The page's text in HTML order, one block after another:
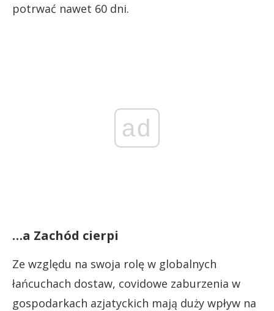
potrwać nawet 60 dni.
ad
…a Zachód cierpi
Ze względu na swoja rolę w globalnych
łańcuchach dostaw, covidowe zaburzenia w
gospodarkach azjatyckich mają duży wpływ na